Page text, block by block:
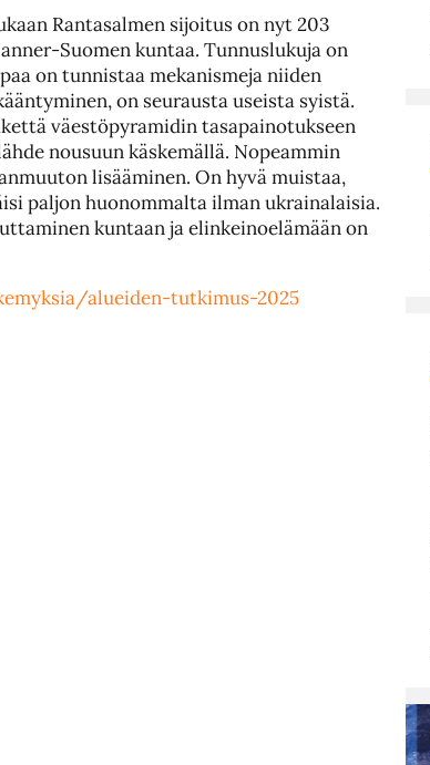
Rantasalmen sijoitus on nyt 203
Suomen kuntaa. Tunnuslukuja on
on tunnistaa mekanismeja niiden
on seurausta useista syistä.
väestöpyramidin tasapainotukseen
nousuun käskemällä. Nopeammin
lisääminen. On hyvä muistaa,
paljon huonommalta ilman ukrainalaisia.
kuntaan ja elinkeinoelämään on
alueiden-tutkimus-2025